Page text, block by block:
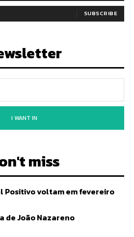
SUBSCRIBE
I WANT IN
miss
Positivo voltam em fevereiro
João Nazareno